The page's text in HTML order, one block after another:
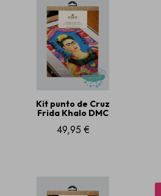
Kit punto de Cruz
Frida Khalo DMC
49,95 €